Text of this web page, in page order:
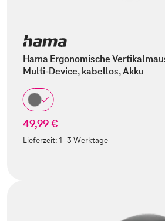
Hama Ergonomische
Multi-Device, kabellos, Akku
49,99 €
Lieferzeit:1-3 Werktage